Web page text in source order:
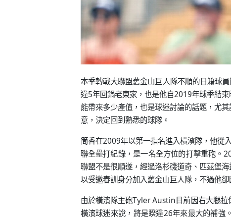
本季轉戰大聯盟舊金山巨人隊不順的日籍球
違5年回鍋老東家，也是他自2019年球季結
能帶來多少產值，也是球迷討論的話題，尤
意，決定回到熟悉的球隊。
筒香在2009年以第一指名進入橫濱隊，他從
聯全壘打紀錄，是一名全方位的打擊重砲。
聯盟不是很順遂，經過洛杉磯道奇、匹茲堡
以受邀春訓身分加入舊金山巨人隊，不過他
由於橫濱隊主砲Tyler Austin目前因右大腿
橫濱球迷來說，將是睽違26年來最大的補強